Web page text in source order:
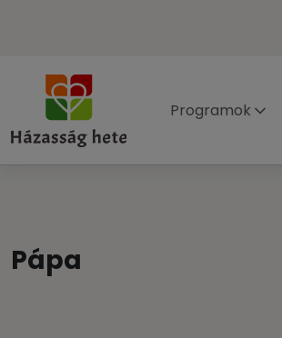
Programok
Pápa